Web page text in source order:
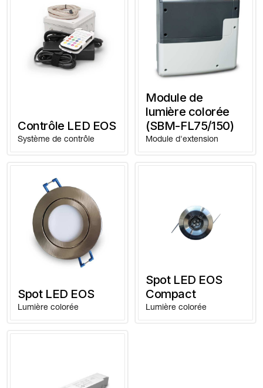
Contrôle LED EOS
Système de contrôle
Module de
lumière colorée
(SBM-FL75/150)
Module d'extension
Spot LED EOS
Lumière colorée
Spot LED EOS
Compact
Lumière colorée